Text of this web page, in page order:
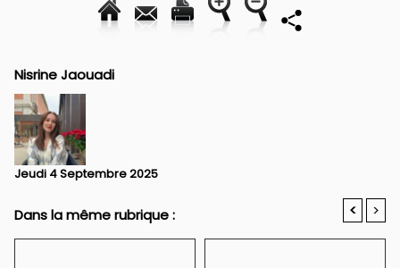
Nisrine Jaouadi
Jeudi 4 Septembre 2025
Dans la même rubrique : < >